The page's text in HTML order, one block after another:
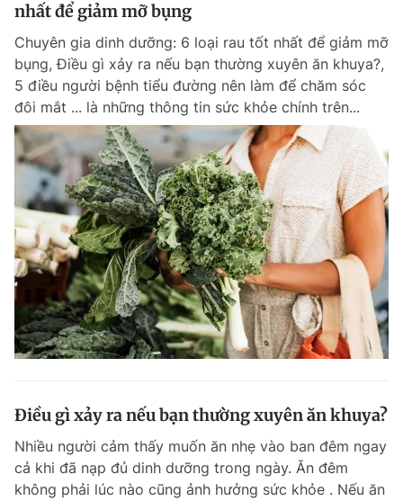
nhất để giảm mỡ bụng
Chuyên gia dinh dưỡng: 6 loại rau tốt nhất để giảm mỡ
bụng, Điều gì xảy ra nếu bạn thường xuyên ăn khuya?,
5 điều người bệnh tiểu đường nên làm để chăm sóc
đôi mắt ... là những thông tin sức khỏe chính trên...
Điều gì xảy ra nếu bạn thường xuyên ăn khuya?
Nhiều người cảm thấy muốn ăn nhẹ vào ban đêm ngay
cả khi đã nạp đủ dinh dưỡng trong ngày. Ăn đêm
không phải lúc nào cũng ảnh hưởng sức khỏe . Nếu ăn